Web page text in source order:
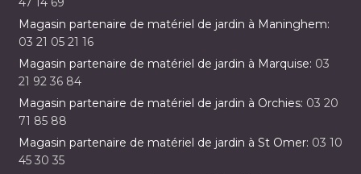
Magasin partenaire de matériel de jardin à Maninghem:
03 21 05 21 16
Magasin partenaire de matériel de jardin à Marquise: 03
21 92 36 84
Magasin partenaire de matériel de jardin à Orchies: 03 20
71 85 88
Magasin partenaire de matériel de jardin à St Omer: 03 10
45 30 35